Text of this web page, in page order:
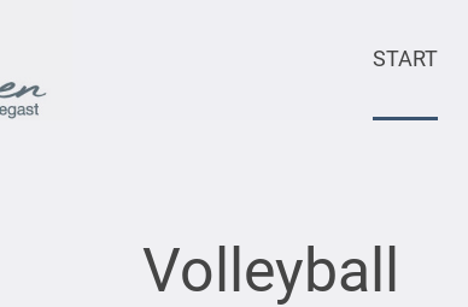
START
Volleyball